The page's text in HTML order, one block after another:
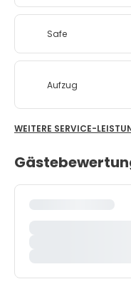
Safe
Aufzug
WEITERE SERVICE-